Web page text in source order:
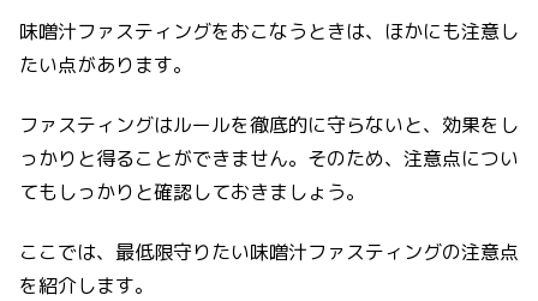
味噌汁ファスティングをおこなうときは、ほかにも注意し
たい点があります。
ファスティングはルールを徹底的に守らないと、効果をし
っかりと得ることができません。そのため、注意点につい
てもしっかりと確認しておきましょう。
ここでは、最低限守りたい味噌汁ファスティングの注意点
を紹介します。